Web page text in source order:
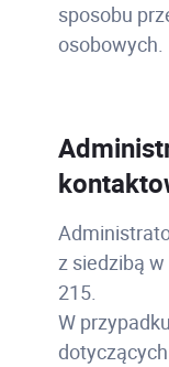
sposobu
osobowych.
z siedzibą
215.
W